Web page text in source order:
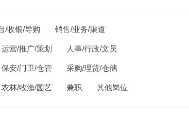
/收银/导购 销售/业务/渠道
运营/推广/策划 人事/行政/文员
保安/门卫/仓管 采购/理货/仓储
农林/牧渔/园艺 兼职 其他岗位